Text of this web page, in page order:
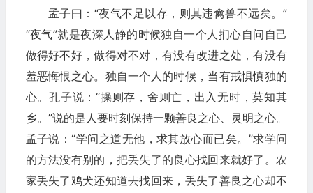
孟子曰：“夜气不足以存，则其违禽兽不远矣。”
“夜气”就是夜深人静的时候独自一个人扪心自问自己
做得好不好，做得对不对，有没有改进之处，有没有
羞恶悔恨之心。独自一个人的时候，当有戒惧慎独的
心。孔子说：“操则存，舍则亡，出入无时，莫知其
乡。”说的是人要时刻保持一颗善良之心、灵明之心。
孟子说：“学问之道无他，求其放心而已矣。”求学问
的方法没有别的，把丢失了的良心找回来就好了。农
家丢失了鸡犬还知道去找回来，丢失了善良之心却不